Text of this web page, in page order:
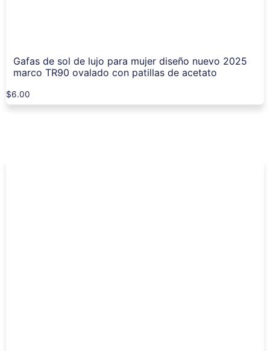
Gafas de sol de lujo para mujer diseño nuevo 2025
marco TR90 ovalado con patillas de acetato
$6.00